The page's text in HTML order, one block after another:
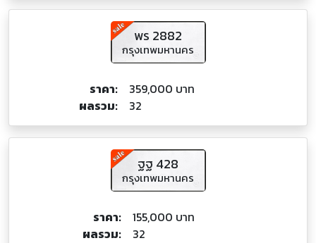
พร 2882
กรุงเทพมหานคร
ราคา:
359,000 บาท
ผลรวม:
32
ฐฐ 428
กรุงเทพมหานคร
ราคา:
155,000 บาท
ผลรวม:
32